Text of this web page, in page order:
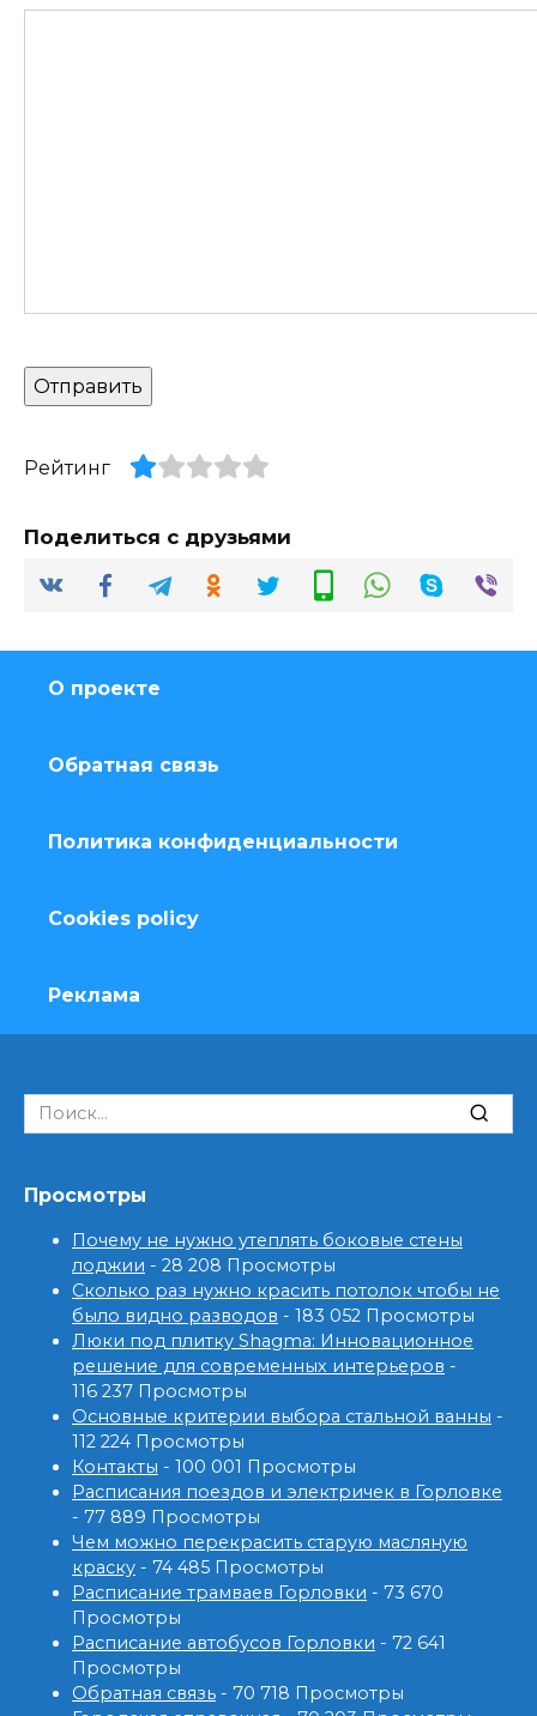
Рейтинг
Поделиться с друзьями
О проекте
Обратная связь
Политика конфиденциальности
Cookies policy
Реклама
Search
for:
Просмотры
Почему не нужно утеплять боковые стены
лоджии - 28 208 Просмотры
Сколько раз нужно красить потолок чтобы не
было видно разводов - 183 052 Просмотры
Люки под плитку Shagma: Инновационное
решение для современных интерьеров -
116 237 Просмотры
Основные критерии выбора стальной ванны -
112 224 Просмотры
Контакты - 100 001 Просмотры
Расписания поездов и электричек в Горловке
- 77 889 Просмотры
Чем можно перекрасить старую масляную
краску - 74 485 Просмотры
Расписание трамваев Горловки - 73 670
Просмотры
Расписание автобусов Горловки - 72 641
Просмотры
Обратная связь - 70 718 Просмотры